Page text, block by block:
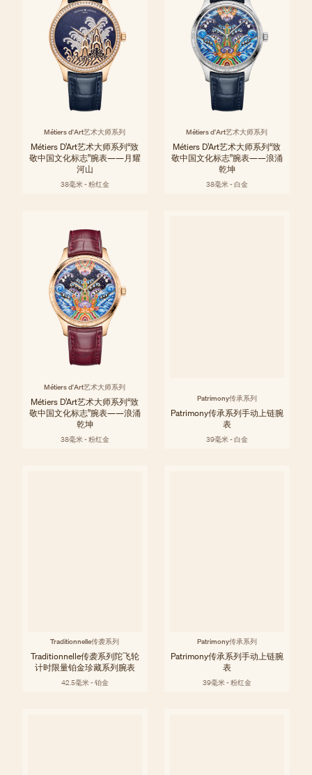
Métiers d'Art艺术大师系列
Métiers D’Art艺术大师系列“致
敬中国文化标志”腕表——月耀
河山
38毫米 - 粉红金
Métiers d'Art艺术大师系列
Métiers D’Art艺术大师系列“致
敬中国文化标志”腕表——浪涌
乾坤
38毫米 - 白金
Métiers d'Art艺术大师系列
Métiers D’Art艺术大师系列“致
敬中国文化标志”腕表——浪涌
乾坤
38毫米 - 粉红金
Patrimony传承系列
Patrimony传承系列手动上链腕
表
39毫米 - 白金
Traditionnelle传袭系列
Traditionnelle传袭系列陀飞轮
计时限量铂金珍藏系列腕表
42.5毫米 - 铂金
Patrimony传承系列
Patrimony传承系列手动上链腕
表
39毫米 - 粉红金